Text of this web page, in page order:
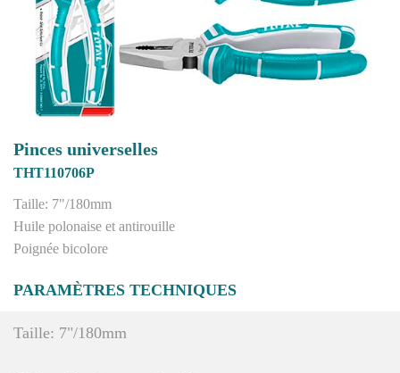
Pinces universelles
THT110706P
Taille: 7"/180mm
Huile polonaise et antirouille
Poignée bicolore
PARAMÈTRES TECHNIQUES
Taille: 7"/180mm